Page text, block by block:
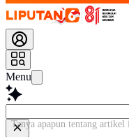
Menu
Tanya apapun tentang artikel i